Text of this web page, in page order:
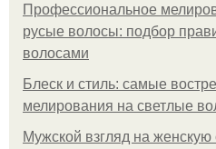
Профессиональное
русые волосы: подбор
волосами
Блеск и стиль: самые
мелирования на светлые
Мужской взгляд на